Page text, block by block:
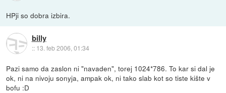
HPji so dobra izbira.
billy
:: 13. feb 2006, 01:34
Pazi samo da zaslon ni "navaden", torej 1024*786. To kar si dal je
ok, ni na nivoju sonyja, ampak ok, ni tako slab kot so tiste kište v
bofu :D